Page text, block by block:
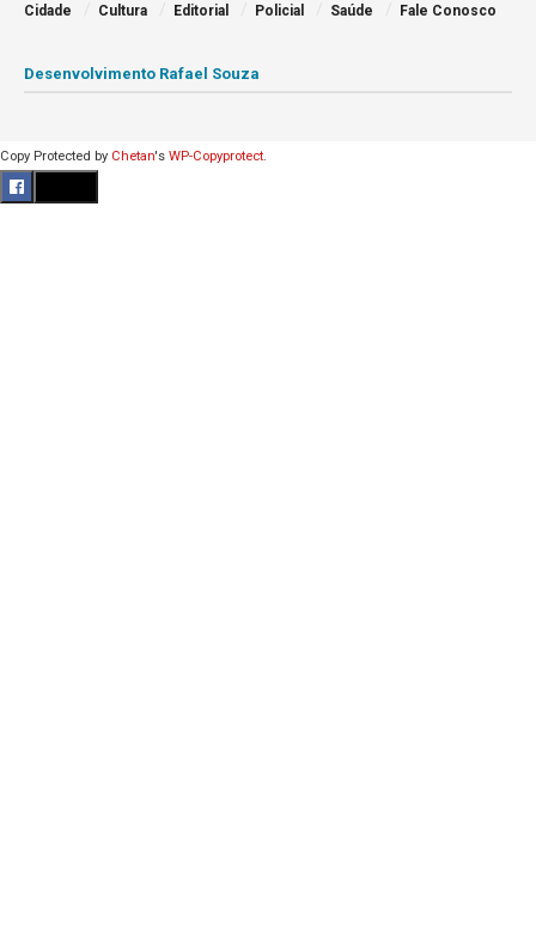
Cidade Cultura Editorial Policial Saúde Fale Conosco
Desenvolvimento Rafael Souza
Copy Protected by Chetan's WP-Copyprotect.